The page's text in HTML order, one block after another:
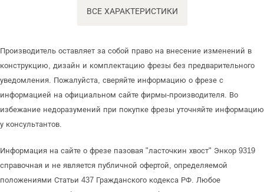
ВСЕ ХАРАКТЕРИСТИКИ
Производитель оставляет за собой право на внесение изменений в
конструкцию, дизайн и комплектацию фрезы без предварительного
уведомления. Пожалуйста, сверяйте информацию о фрезе с
информацией на официальном сайте фирмы-производителя. Во
избежание недоразумений при покупке фрезы уточняйте информацию
у консультантов.
Информация на сайте о фрезе пазовая "ласточкин хвост" Энкор 9319
справочная и не является публичной офертой, определяемой
положениями Статьи 437 Гражданского кодекса РФ. Любое